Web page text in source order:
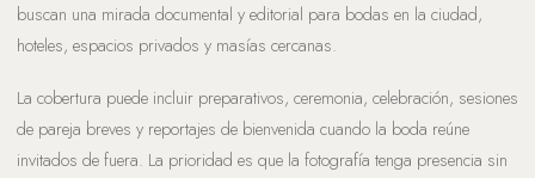
buscan una mirada documental y editorial para bodas en la ciudad,
hoteles, espacios privados y masías cercanas.
La cobertura puede incluir preparativos, ceremonia, celebración, sesiones
de pareja breves y reportajes de bienvenida cuando la boda reúne
invitados de fuera. La prioridad es que la fotografía tenga presencia sin